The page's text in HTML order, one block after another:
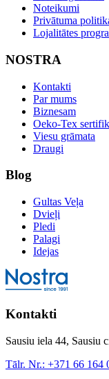
Noteikumi
Privātuma
Lojalitātes
NOSTRA
Kontakti
Par mums
Biznesam
Oeko-Tex
Viesu grāmata
Draugi
Blog
Gultas Veļa
Dvieļi
Pledi
Palagi
Idejas
Kontakti
Sausiu iela 44, Sausiu
Tālr. Nr.: +371 66 164